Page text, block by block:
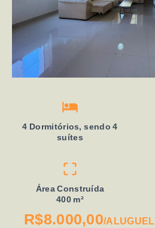
4 Dormitórios, sendo 4
suítes
Área Construída
400 m²
R$8.000,00/ALUGUEL